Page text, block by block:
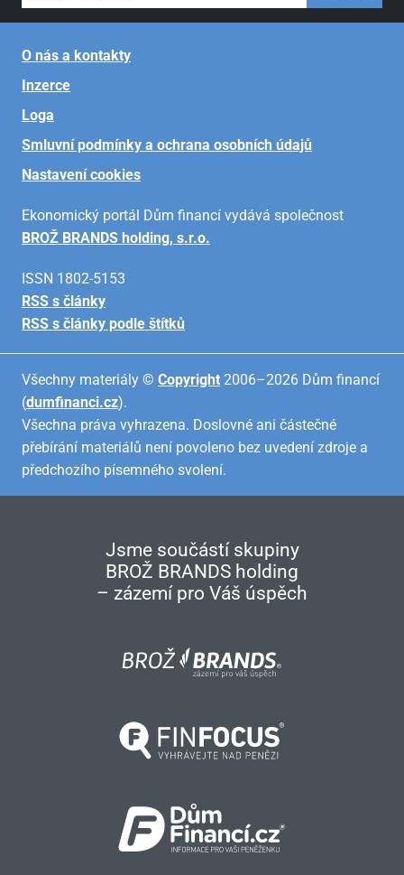
O nás a kontakty
Inzerce
Loga
Smluvní podmínky a ochrana osobních údajů
Nastavení cookies
Ekonomický portál Dům financí vydává společnost
BROŽ BRANDS holding, s.r.o.
ISSN 1802-5153
RSS s články
RSS s články podle štítků
Všechny materiály © Copyright 2006–2026 Dům financí
(dumfinanci.cz).
Všechna práva vyhrazena. Doslovné ani částečné
přebírání materiálů není povoleno bez uvedení zdroje a
předchozího písemného svolení.
Jsme součástí skupiny
BROŽ BRANDS holding
– zázemí pro Váš úspěch